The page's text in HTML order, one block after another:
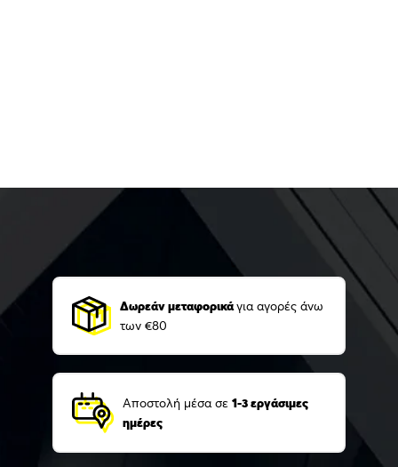
Δωρεάν μεταφορικάγια αγορές άνω
των €80
Αποστολή μέσα σε 1-3 εργάσιμες
ημέρες